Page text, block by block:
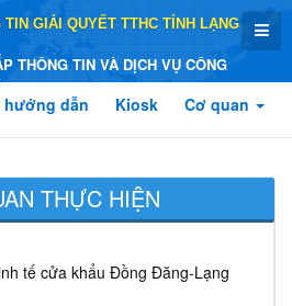
TIN GIẢI QUYẾT TTHC TỈNH LẠNG
THÔNG TIN VÀ DỊCH VỤ CÔNG
hướng dẫn Kiosk Cơ quan
THỰC HIỆN
tế cửa khẩu Đồng Đăng-Lạng